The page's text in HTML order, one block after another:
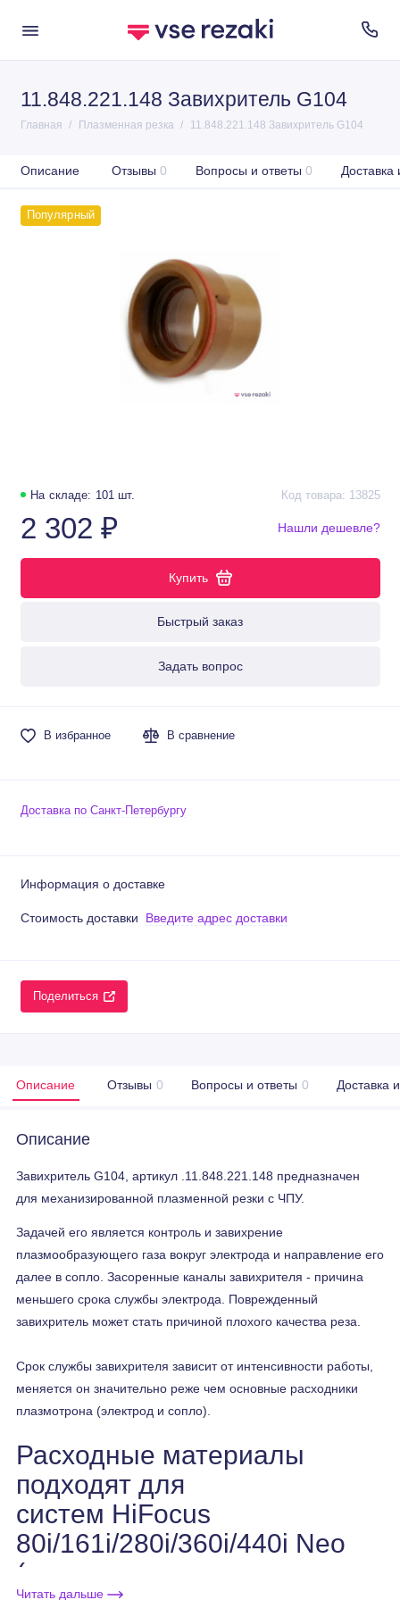
11.848.221.148 Завихритель G104
Главная Плазменная резка 11.848.221.148 Завихритель G104
Описание Отзывы 0 Вопросы и ответы 0 Доставка
Популярный
На складе: 101 шт. Код товара: 13825
2 302 ₽
Купить
Быстрый заказ
Задать вопрос
Нашли дешевле?
В избранное В сравнение
Доставка по Санкт-Петербургу
Информация о доставке
Стоимость доставки Введите адрес доставки
Поделиться
Описание Отзывы 0 Вопросы и ответы 0 Доставка
Описание
Завихритель G104, артикул .11.848.221.148 предназначен
для механизированной плазменной резки с ЧПУ.
Задачей его является контроль и завихрение
плазмообразующего газа вокруг электрода и направление его
далее в сопло. Засоренные каналы завихрителя - причина
меньшего срока службы электрода. Поврежденный
завихритель может стать причиной плохого качества реза.
Срок службы завихрителя зависит от интенсивности работы,
меняется он значительно реже чем основные расходники
плазмотрона (электрод и сопло).
Расходные материалы
подходят для
систем HiFocus
80i/161i/280i/360i/440i Neo
(для плазмотронов
Читать дальше